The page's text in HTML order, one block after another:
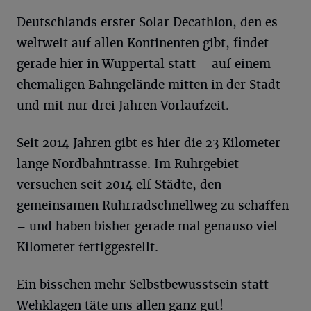
Deutschlands erster Solar Decathlon, den es
weltweit auf allen Kontinenten gibt, findet
gerade hier in Wuppertal statt – auf einem
ehemaligen Bahngelände mitten in der Stadt
und mit nur drei Jahren Vorlaufzeit.
Seit 2014 Jahren gibt es hier die 23 Kilometer
lange Nordbahntrasse. Im Ruhrgebiet
versuchen seit 2014 elf Städte, den
gemeinsamen Ruhrradschnellweg zu schaffen
– und haben bisher gerade mal genauso viel
Kilometer fertiggestellt.
Ein bisschen mehr Selbstbewusstsein statt
Wehklagen täte uns allen ganz gut!